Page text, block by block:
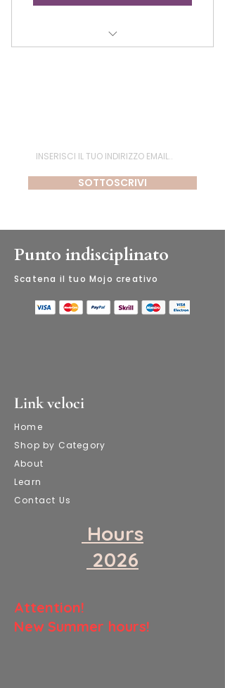
SOTTOSCRIVI
Punto indisciplinato
​Scatena il tuo Mojo creativo
Link veloci
Home
Shop by Category
About
Learn
Contact Us
​ Hours
​ 2026
​Attention!
New Summer hours!